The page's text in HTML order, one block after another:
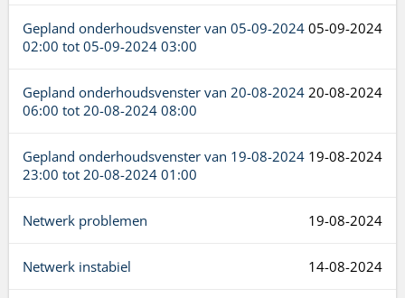
05-09-2024
Gepland onderhoudsvenster van 05-09-2024
02:00 tot 05-09-2024 03:00
20-08-2024
Gepland onderhoudsvenster van 20-08-2024
06:00 tot 20-08-2024 08:00
19-08-2024
Gepland onderhoudsvenster van 19-08-2024
23:00 tot 20-08-2024 01:00
19-08-2024
Netwerk problemen
14-08-2024
Netwerk instabiel